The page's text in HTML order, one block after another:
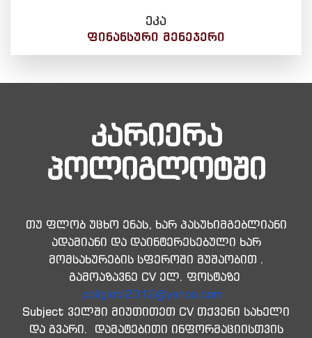
ეკა
ᲤᲘᲜᲐᲜᲡᲣᲠᲘ ᲛᲔᲜᲔᲯᲔᲠᲘ
კარიერა
პოლიგლოტში
თუ ფლობ უცხო ენას, ხარ პასუხიმგებლიანი
ადამიანი და დაინტერესებული ხარ
მომსახურების სფეროში მუშაობით .
გამოაზავნე CV ელ. ფოსტაზე
poligloti2012@yahoo.com
Subject ველში მიუთითეთ CV თქვენი სახელი
და გვარი. დამატებითი ინფორმაციისთვის